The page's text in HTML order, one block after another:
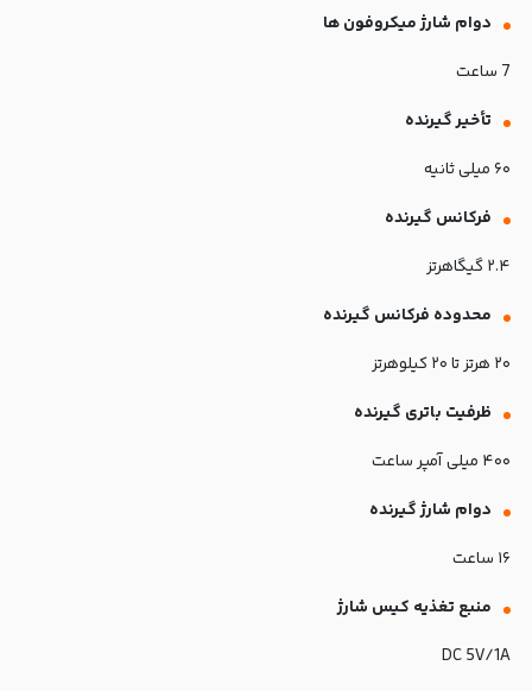
دوام شارژ میکروفون ها
7 ساعت
تأخیر گیرنده
۶۰ میلی‌ ثانیه
فرکانس گیرنده
۲.۴ گیگاهرتز
محدوده فرکانس گیرنده
۲۰ هرتز تا ۲۰ کیلوهرتز
ظرفیت باتری گیرنده
۴۰۰ میلی‌ آمپر ساعت
دوام شارژ گیرنده
۱۶ ساعت
منبع تغذیه کیس شارژ
DC 5V/1A